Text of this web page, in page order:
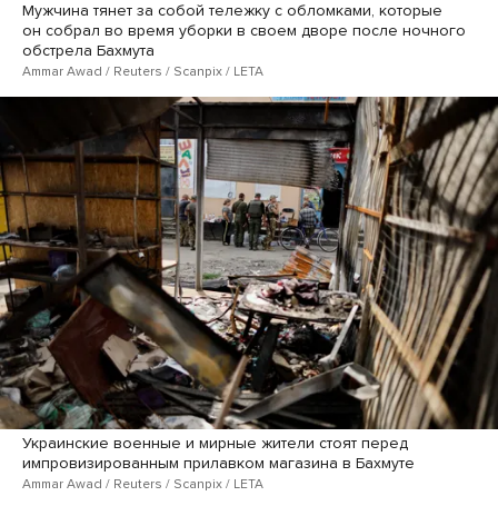
Мужчина тянет за собой тележку с обломками, которые
он собрал во время уборки в своем дворе после ночного
обстрела Бахмута
Ammar Awad / Reuters / Scanpix / LETA
Украинские военные и мирные жители стоят перед
импровизированным прилавком магазина в Бахмуте
Ammar Awad / Reuters / Scanpix / LETA